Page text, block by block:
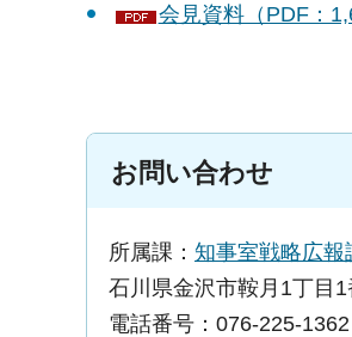
会見資料（PDF：
お問い合わせ
所属課： 知事室戦略広
石川県金沢市鞍月1丁目1
電話番号：076-225-1362